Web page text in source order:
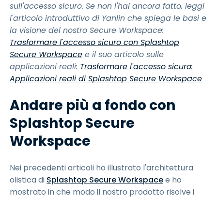
sull'accesso sicuro. Se non l'hai ancora fatto, leggi
l'articolo introduttivo di Yanlin che spiega le basi e
la visione del nostro Secure Workspace:
Trasformare l'accesso sicuro con Splashtop
Secure Workspace e il suo articolo sulle
applicazioni reali: Trasformare l'accesso sicuro:
Applicazioni reali di Splashtop Secure Workspace
Andare più a fondo con
Splashtop Secure
Workspace
Nei precedenti articoli ho illustrato l'architettura
olistica di Splashtop Secure Workspacee ho
mostrato in che modo il nostro prodotto risolve i